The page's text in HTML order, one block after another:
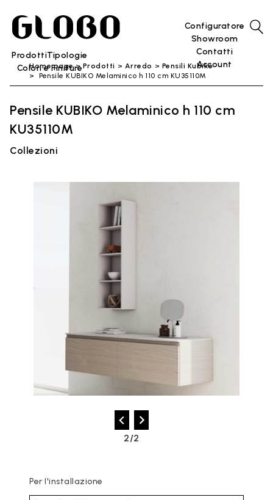
ProdottiTipologie
Colori e Finiture
Configuratore
Showroom
Contatti
Account
Home page Prodotti Arredo
Pensili Kubiko
Pensile KUBIKO Melaminico h 110 cm KU35110M
Pensile KUBIKO Melaminico h 110 cm
KU35110M
Collezioni
2/2
Per l'installazione